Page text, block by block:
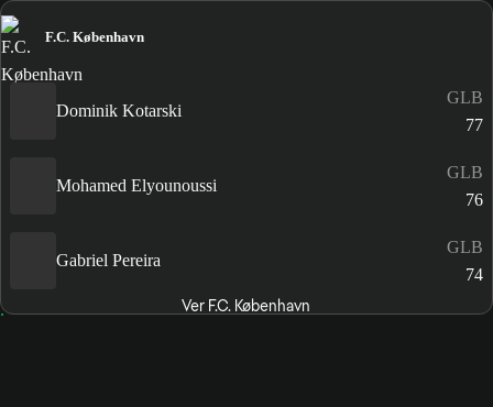
F.C. København
Dominik Kotarski
GLB
77
Mohamed Elyounoussi
GLB
76
Gabriel Pereira
GLB
74
Ver F.C. København